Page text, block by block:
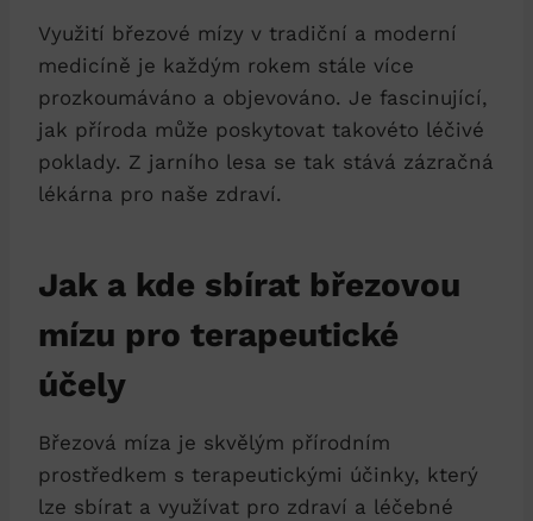
Využití březové mízy v tradiční a moderní
medicíně je každým rokem stále více
prozkoumáváno a objevováno. Je fascinující,
jak příroda může poskytovat takovéto léčivé
poklady. Z jarního lesa se tak stává zázračná
lékárna pro naše zdraví.
Jak a kde sbírat březovou
mízu pro terapeutické
účely
Březová míza je skvělým přírodním
prostředkem s terapeutickými účinky, který
lze sbírat a využívat pro zdraví a léčebné